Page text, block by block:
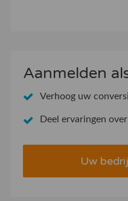
Aanmelden
Verhoog uw
Deel ervaringen
Uw